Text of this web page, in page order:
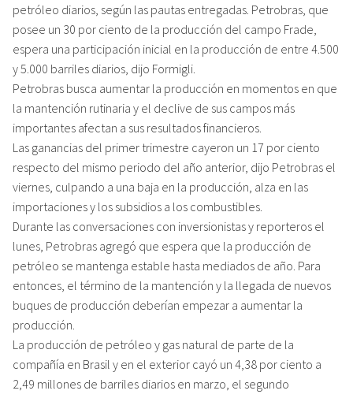
petróleo diarios, según las pautas entregadas. Petrobras, que
posee un 30 por ciento de la producción del campo Frade,
espera una participación inicial en la producción de entre 4.500
y 5.000 barriles diarios, dijo Formigli.
Petrobras busca aumentar la producción en momentos en que
la mantención rutinaria y el declive de sus campos más
importantes afectan a sus resultados financieros.
Las ganancias del primer trimestre cayeron un 17 por ciento
respecto del mismo periodo del año anterior, dijo Petrobras el
viernes, culpando a una baja en la producción, alza en las
importaciones y los subsidios a los combustibles.
Durante las conversaciones con inversionistas y reporteros el
lunes, Petrobras agregó que espera que la producción de
petróleo se mantenga estable hasta mediados de año. Para
entonces, el término de la mantención y la llegada de nuevos
buques de producción deberían empezar a aumentar la
producción.
La producción de petróleo y gas natural de parte de la
compañía en Brasil y en el exterior cayó un 4,38 por ciento a
2,49 millones de barriles diarios en marzo, el segundo